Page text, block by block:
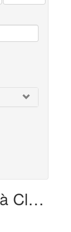
0 terrain en vente à Cluny (71250)